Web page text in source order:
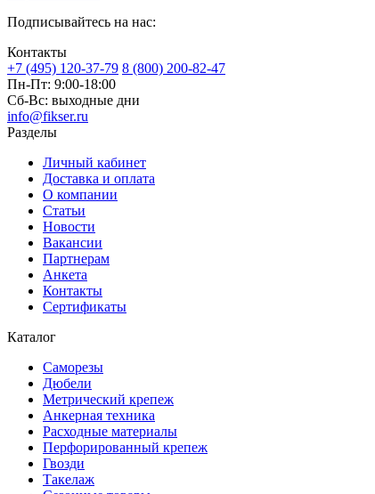
Подписывайтесь на нас:
Контакты
+7 (495) 120-37-79 8 (800) 200-82-47
Пн-Пт: 9:00-18:00
Сб-Вс: выходные дни
info@fikser.ru
Разделы
Личный кабинет
Доставка и оплата
О компании
Статьи
Новости
Вакансии
Партнерам
Анкета
Контакты
Сертификаты
Каталог
Саморезы
Дюбели
Метрический крепеж
Анкерная техника
Расходные материалы
Перфорированный крепеж
Гвозди
Такелаж